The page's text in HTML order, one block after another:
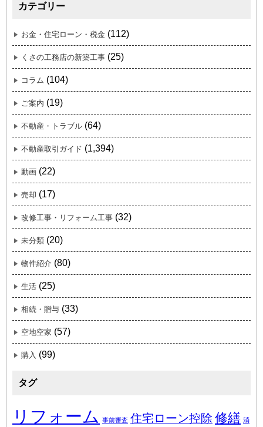
カテゴリー
お金・住宅ローン・税金 (112)
くさの工務店の新築工事 (25)
コラム (104)
ご案内 (19)
不動産・トラブル (64)
不動産取引ガイド (1,394)
動画 (22)
売却 (17)
改修工事・リフォーム工事 (32)
未分類 (20)
物件紹介 (80)
生活 (25)
相続・贈与 (33)
空地空家 (57)
購入 (99)
タグ
リフォーム 事前審査 住宅ローン控除 修繕 消